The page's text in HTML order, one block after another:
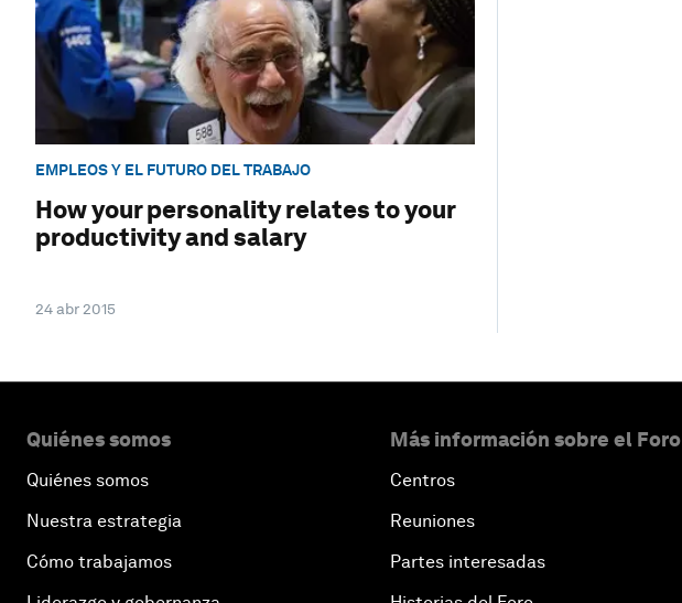
EMPLEOS Y EL FUTURO DEL TRABAJO
How your personality relates to your
productivity and salary
24 abr 2015
Quiénes somos
Quiénes somos
Nuestra estrategia
Cómo trabajamos
Más información sobre el Foro
Centros
Reuniones
Partes interesadas